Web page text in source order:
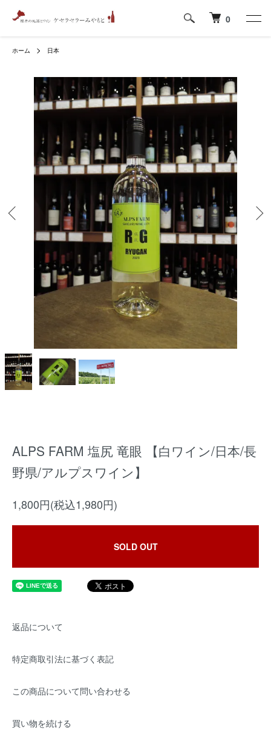
0
ホーム 日本
ALPS FARM 塩尻 竜眼 【白ワイン/日本/長
野県/アルプスワイン】
1,800円(税込1,980円)
SOLD OUT
返品について
特定商取引法に基づく表記
この商品について問い合わせる
買い物を続ける